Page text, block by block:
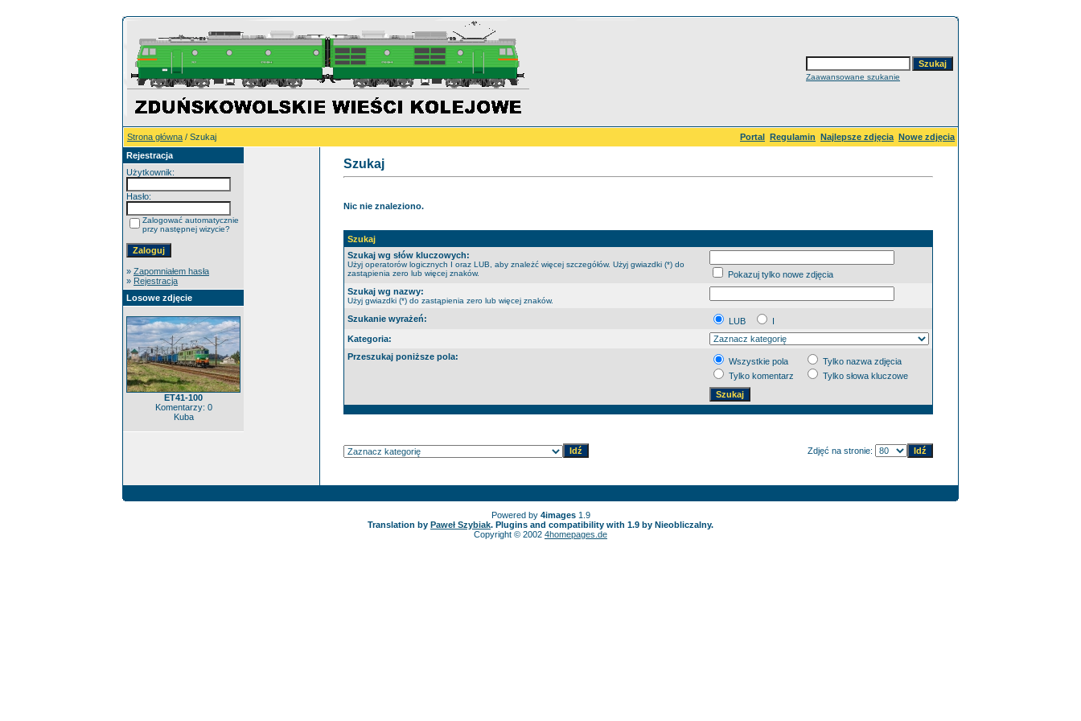
Zaawansowane szukanie
Strona główna / Szukaj Portal Regulamin Najlepsze zdjęcia Nowe zdjęcia
Rejestracja
Użytkownik:
Hasło:
Zalogować automatycznie
przy następnej wizycie?
» Zapomniałem hasła
» Rejestracja
Losowe zdjęcie
ET41-100
Komentarzy: 0
Kuba
Szukaj
Nic nie znaleziono.
Szukaj
Szukaj wg słów kluczowych:
Użyj operatorów logicznych I oraz LUB, aby znależć więcej szczegółów. Użyj gwiazdki (*) do
zastąpienia zero lub więcej znaków.
Pokazuj tylko nowe zdjęcia
Szukaj wg nazwy:
Użyj gwiazdki (*) do zastąpienia zero lub więcej znaków.
Szukanie wyrażeń: LUB
I
Kategoria:
Przeszukaj poniższe pola:
Wszystkie pola
Tylko nazwa zdjęcia
Tylko komentarz
Tylko słowa kluczowe
Zdjęć na stronie:
Powered by 4images1.9
Translation by Paweł Szybiak. Plugins and compatibility with 1.9 by Nieobliczalny.
Copyright © 2002 4homepages.de